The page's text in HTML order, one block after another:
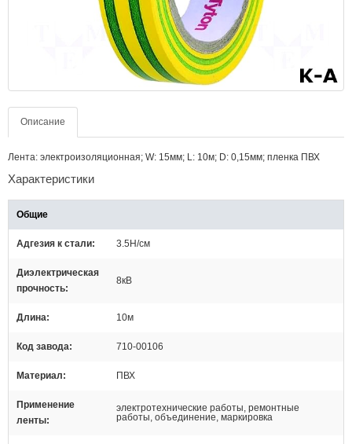
Описание
Лента: электроизоляционная; W: 15мм; L: 10м; D: 0,15мм; пленка ПВХ
Характеристики
Общие
Адгезия к стали 3.5Н/cм
Диэлектрическая
прочность
8кВ
Длина 10м
Код завода 710-00106
Материал ПВХ
Применение
ленты
электротехнические работы, ремонтные
работы, объединение, маркировка